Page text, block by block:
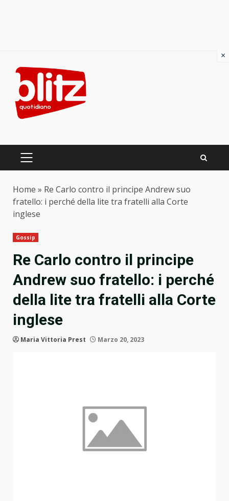
content
PRIMARY
Home » Re Carlo contro il principe Andrew suo
fratello: i perché della lite tra fratelli alla Corte
inglese
Gossip
Re Carlo contro il principe
Andrew suo fratello: i perché
della lite tra fratelli alla Corte
inglese
Maria Vittoria Prest Marzo 20, 2023
×